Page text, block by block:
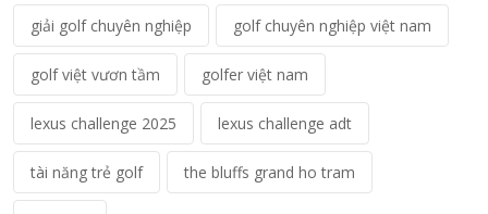
giải golf chuyên nghiệp golf chuyên nghiệp việt nam
golf việt vươn tầm golfer việt nam
lexus challenge 2025 lexus challenge adt
tài năng trẻ golf the bluffs grand ho tram